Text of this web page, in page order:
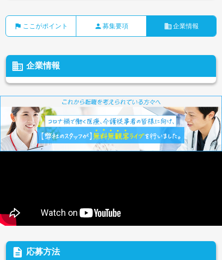
flag ここがポイント person 募集要項 business 企業情報
business 企業情報
description 応募方法